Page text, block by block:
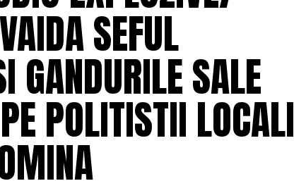
SEFUL
GANDURILE SALE
POLITISTII LOCALI